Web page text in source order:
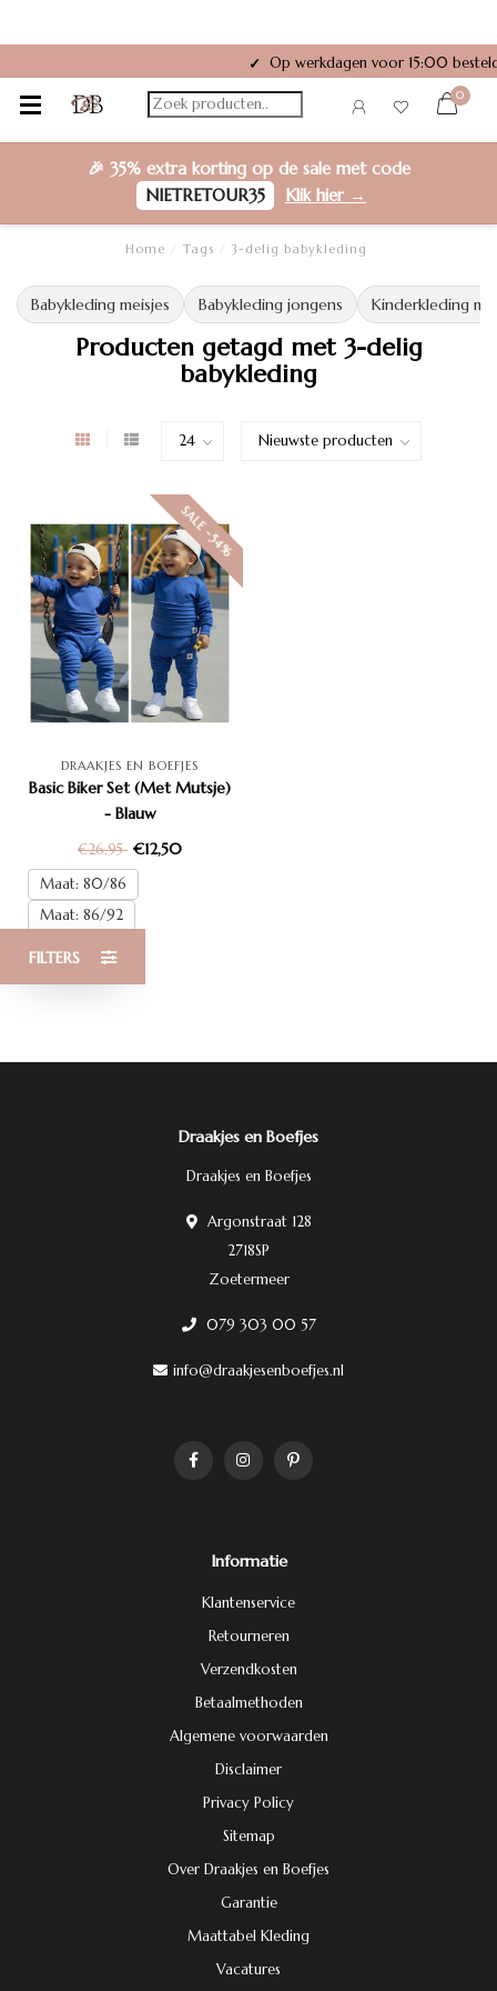
✓ Op werkdagen voor 15:00
0
🎉 35% extra kortingop de sale met code
NIETRETOUR35
Klik hier →
Home Tags 3-delig babykleding
Babykleding meisjes Babykleding jongens Kinderkleding
Producten getagd met 3-delig
babykleding
FILTERS
SALE -54%
DRAAKJES EN BOEFJES
Basic Biker Set (Met Mutsje)
- Blauw
€26,95 €12,50
Maat: 80/86
Maat: 86/92
Maat: 74/80
Draakjes en Boefjes
Draakjes en Boefjes
Argonstraat 128
2718SP
Zoetermeer
079 303 00 57
info@draakjesenboefjes.nl
Informatie
Klantenservice
Retourneren
Verzendkosten
Betaalmethoden
Algemene voorwaarden
Disclaimer
Privacy Policy
Sitemap
Over Draakjes en Boefjes
Garantie
Maattabel Kleding
Vacatures